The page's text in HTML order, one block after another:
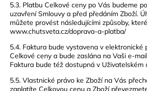
5.3. Platbu Celkové ceny po Vás budeme
uzavření Smlouvy a před předáním Zboží.
můžete provést následujícími způsoby,
www.chutsveta.cz/doprava-a-platba/
5.4. Faktura bude vystavena v elektronické
Celkové ceny a bude zaslána na Vaši e-
Faktura bude též dostupná v Uživatelském
5.5. Vlastnické právo ke Zboží na Vás
zaplatíte Celkovou cenu a Zboží